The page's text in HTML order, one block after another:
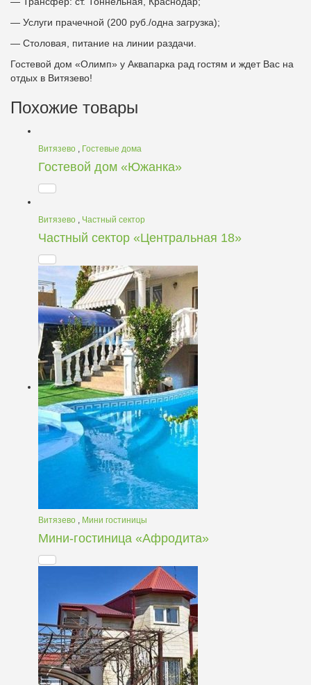
— Услуги прачечной (200 руб./одна загрузка);
— Столовая, питание на линии раздачи.
Гостевой дом «Олимп» у Аквапарка рад гостям и ждет Вас на
отдых в Витязево!
Похожие товары
Витязево , Гостевые дома
Гостевой дом «Южанка»
Витязево , Частный сектор
Частный сектор «Центральная 18»
Витязево , Мини гостиницы
Мини-гостиница «Афродита»